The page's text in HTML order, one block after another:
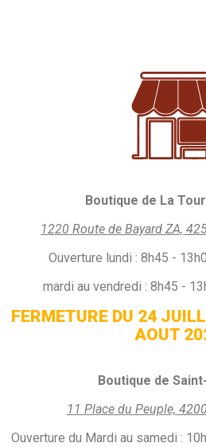
Boutique de La
1220 Route de Bayard ZA,
Ouverture lundi : 8h45 -
mardi au vendredi : 8h45 -
FERMETURE DU 24
AOUT
Boutique de
11 Place du Peuple,
Ouverture du Mardi au samedi :